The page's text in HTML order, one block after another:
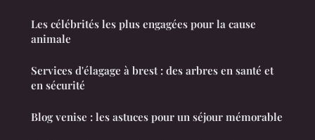
Les célébrités les plus engagées pour la cause
animale
Services d'élagage à brest : des arbres en santé et
en sécurité
Blog venise : les astuces pour un séjour mémorable